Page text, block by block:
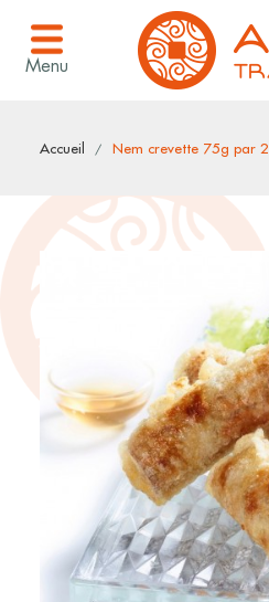
Menu
Accueil Nem crevette 75g par 2